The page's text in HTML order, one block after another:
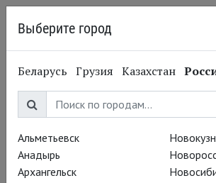
Спецпроекты
Выберите город
Беларусь Грузия Казахстан
Альметьевск
Анадырь
Архангельск